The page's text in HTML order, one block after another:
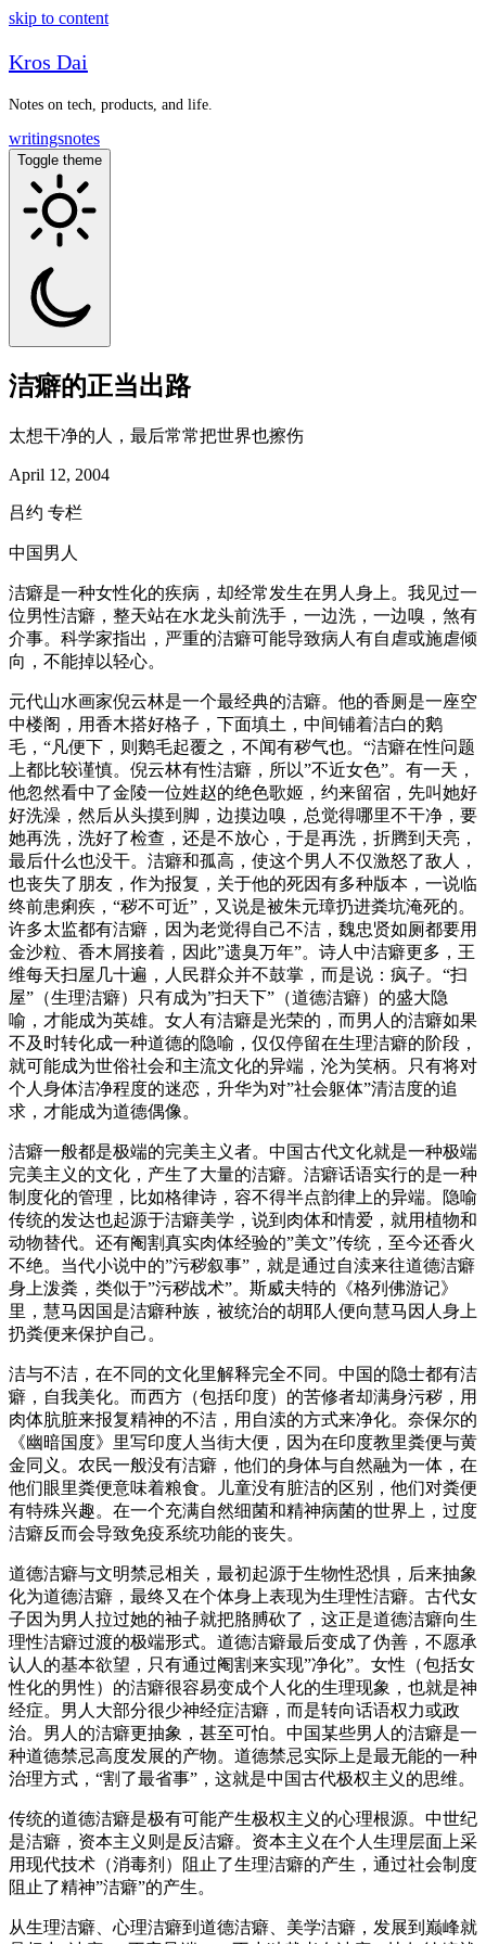
skip to content
Kros Dai
Notes on tech, products, and life.
writingsnotes
Toggle theme
洁癖的正当出路
太想干净的人，最后常常把世界也擦伤
April 12, 2004
吕约 专栏
中国男人
洁癖是一种女性化的疾病，却经常发生在男人身上。我见过一
位男性洁癖，整天站在水龙头前洗手，一边洗，一边嗅，煞有
介事。科学家指出，严重的洁癖可能导致病人有自虐或施虐倾
向，不能掉以轻心。
元代山水画家倪云林是一个最经典的洁癖。他的香厕是一座空
中楼阁，用香木搭好格子，下面填土，中间铺着洁白的鹅
毛，“凡便下，则鹅毛起覆之，不闻有秽气也。“洁癖在性问题
上都比较谨慎。倪云林有性洁癖，所以”不近女色”。有一天，
他忽然看中了金陵一位姓赵的绝色歌姬，约来留宿，先叫她好
好洗澡，然后从头摸到脚，边摸边嗅，总觉得哪里不干净，要
她再洗，洗好了检查，还是不放心，于是再洗，折腾到天亮，
最后什么也没干。洁癖和孤高，使这个男人不仅激怒了敌人，
也丧失了朋友，作为报复，关于他的死因有多种版本，一说临
终前患痢疾，“秽不可近”，又说是被朱元璋扔进粪坑淹死的。
许多太监都有洁癖，因为老觉得自己不洁，魏忠贤如厕都要用
金沙粒、香木屑接着，因此”遗臭万年”。诗人中洁癖更多，王
维每天扫屋几十遍，人民群众并不鼓掌，而是说：疯子。“扫
屋”（生理洁癖）只有成为”扫天下”（道德洁癖）的盛大隐
喻，才能成为英雄。女人有洁癖是光荣的，而男人的洁癖如果
不及时转化成一种道德的隐喻，仅仅停留在生理洁癖的阶段，
就可能成为世俗社会和主流文化的异端，沦为笑柄。只有将对
个人身体洁净程度的迷恋，升华为对”社会躯体”清洁度的追
求，才能成为道德偶像。
洁癖一般都是极端的完美主义者。中国古代文化就是一种极端
完美主义的文化，产生了大量的洁癖。洁癖话语实行的是一种
制度化的管理，比如格律诗，容不得半点韵律上的异端。隐喻
传统的发达也起源于洁癖美学，说到肉体和情爱，就用植物和
动物替代。还有阉割真实肉体经验的”美文”传统，至今还香火
不绝。当代小说中的”污秽叙事”，就是通过自渎来往道德洁癖
身上泼粪，类似于”污秽战术”。斯威夫特的《格列佛游记》
里，慧马因国是洁癖种族，被统治的胡耶人便向慧马因人身上
扔粪便来保护自己。
洁与不洁，在不同的文化里解释完全不同。中国的隐士都有洁
癖，自我美化。而西方（包括印度）的苦修者却满身污秽，用
肉体肮脏来报复精神的不洁，用自渎的方式来净化。奈保尔的
《幽暗国度》里写印度人当街大便，因为在印度教里粪便与黄
金同义。农民一般没有洁癖，他们的身体与自然融为一体，在
他们眼里粪便意味着粮食。儿童没有脏洁的区别，他们对粪便
有特殊兴趣。在一个充满自然细菌和精神病菌的世界上，过度
洁癖反而会导致免疫系统功能的丧失。
道德洁癖与文明禁忌相关，最初起源于生物性恐惧，后来抽象
化为道德洁癖，最终又在个体身上表现为生理性洁癖。古代女
子因为男人拉过她的袖子就把胳膊砍了，这正是道德洁癖向生
理性洁癖过渡的极端形式。道德洁癖最后变成了伪善，不愿承
认人的基本欲望，只有通过阉割来实现”净化”。女性（包括女
性化的男性）的洁癖很容易变成个人化的生理现象，也就是神
经症。男人大部分很少神经症洁癖，而是转向话语权力或政
治。男人的洁癖更抽象，甚至可怕。中国某些男人的洁癖是一
种道德禁忌高度发展的产物。道德禁忌实际上是最无能的一种
治理方式，“割了最省事”，这就是中国古代极权主义的思维。
传统的道德洁癖是极有可能产生极权主义的心理根源。中世纪
是洁癖，资本主义则是反洁癖。资本主义在个人生理层面上采
用现代技术（消毒剂）阻止了生理洁癖的产生，通过社会制度
阻止了精神”洁癖”的产生。
从生理洁癖、心理洁癖到道德洁癖、美学洁癖，发展到巅峰就